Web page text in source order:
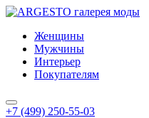
Женщины
Мужчины
Интерьер
Покупателям
+7 (499) 250-55-03